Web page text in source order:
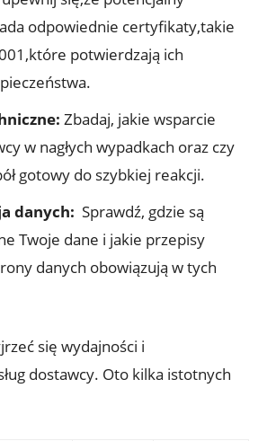
odpowiednie certyfikaty,takie
potwierdzają ich
Zbadaj, jakie wsparcie
w⁢ nagłych wypadkach oraz czy
gotowy⁣ do​ szybkiej reakcji.
danych: ​ Sprawdź, gdzie są
Twoje dane i jakie ⁤przepisy
danych⁢ obowiązują w tych
się wydajności i​
dostawcy. Oto kilka istotnych⁢